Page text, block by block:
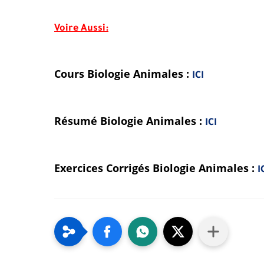
Voire Aussi:
Cours Biologie Animales : ICI
Résumé Biologie Animales : ICI
Exercices Corrigés Biologie Animales :